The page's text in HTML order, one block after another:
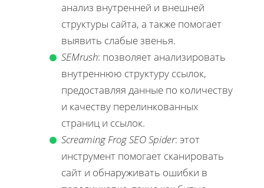
анализ внутренней и внешней
структуры сайта, а также помогает
выявить слабые звенья.
SEMrush: позволяет анализировать
внутреннюю структуру ссылок,
предоставляя данные по количеству
и качеству перелинкованных
страниц и ссылок.
Screaming Frog SEO Spider: этот
инструмент помогает сканировать
сайт и обнаруживать ошибки в